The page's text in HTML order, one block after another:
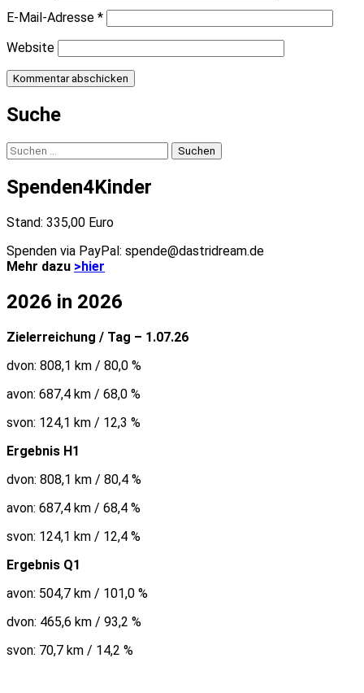
E-Mail-Adresse *
Website
Suche
Suchen
nach:
Spenden4Kinder
Stand: 335,00 Euro
Spenden via PayPal: spende@dastridream.de
Mehr dazu >hier
2026 in 2026
Zielerreichung / Tag – 1.07.26
dvon: 808,1 km / 80,0 %
avon: 687,4 km / 68,0 %
svon: 124,1 km / 12,3 %
Ergebnis H1
dvon: 808,1 km / 80,4 %
avon: 687,4 km / 68,4 %
svon: 124,1 km / 12,4 %
Ergebnis Q1
avon: 504,7 km / 101,0 %
dvon: 465,6 km / 93,2 %
svon: 70,7 km / 14,2 %